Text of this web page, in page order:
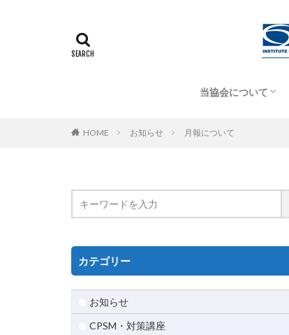
当協会について
HOME お知らせ 月報について
カテゴリー
お知らせ
CPSM・対策講座